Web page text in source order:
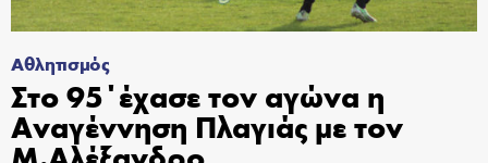
Αθλητισμός
Στο 95΄έχασε τον αγώνα η
Αναγέννηση Πλαγιάς με τον